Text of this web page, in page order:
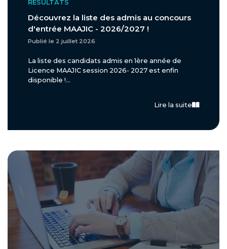
RÉSULTATS
Découvrez la liste des admis au concours
d'entrée MAAJIC - 2026/2027 !
Publié le 2 juillet 2026
La liste des candidats admis en 1ère année de
Licence MAAJIC session 2026- 2027 est enfin
disponible !...
Lire la suite